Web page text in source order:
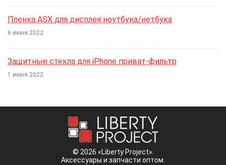
Пленка ASX для дисплея ноутбука/нетбука
6 июня 2022
Защитные стекла для iPhone приват-фильтр
1 июня 2022
© 2026 «Liberty Project».
Аксессуары и запчасти оптом.